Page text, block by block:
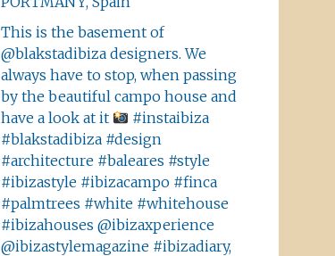
This is the basement of
@blakstadibiza designers. We
always have to stop, when passing
by the beautiful campo house and
have a look at it
#instaibiza
#blakstadibiza #design
#architecture #baleares #style
#ibizastyle #ibizacampo #finca
#palmtrees #white #whitehouse
#ibizahouses @ibizaxperience
@ibizastylemagazine #ibizadiary,